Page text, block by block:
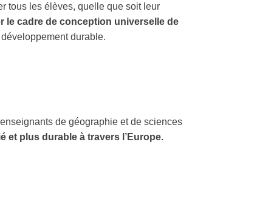
tous les élèves, quelle que soit leur
le cadre de conception universelle de
durable.
de géographie et de sciences
et plus durable à travers l’Europe.